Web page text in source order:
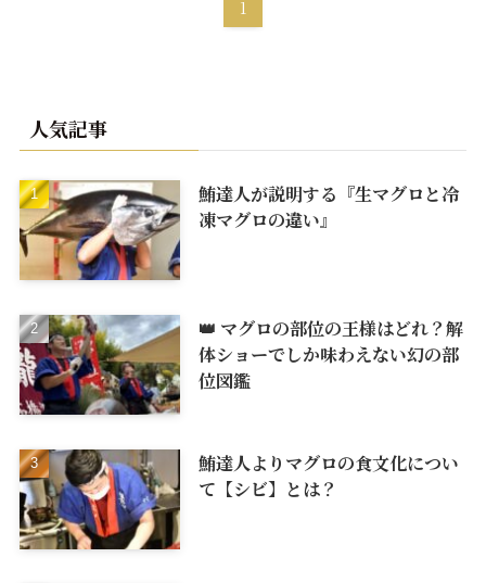
1
人気記事
鮪達人が説明する『生マグロと冷
凍マグロの違い』
👑 マグロの部位の王様はどれ？解
体ショーでしか味わえない幻の部
位図鑑
鮪達人よりマグロの食文化につい
て【シビ】とは？